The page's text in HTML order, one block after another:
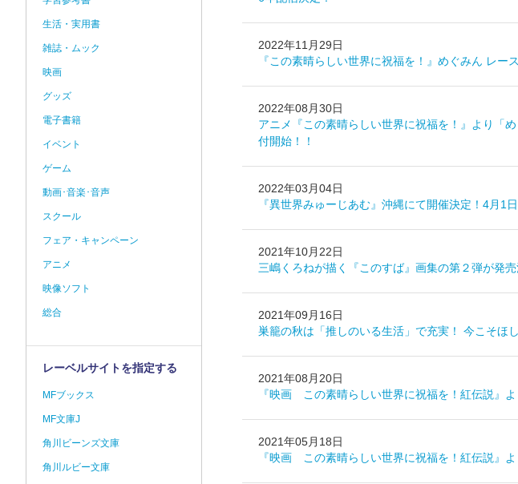
2022年11月29日
『この素晴らしい世界に祝福を！』めぐみん レ
2022年08月30日
アニメ『この素晴らしい世界に祝福を！』より「
付開始！！
2022年03月04日
『異世界みゅーじあむ』沖縄にて開催決定！4月1
2021年10月22日
三嶋くろねが描く『このすば』画集の第２弾が
2021年09月16日
巣籠の秋は「推しのいる生活」で充実！ 今こそほ
2021年08月20日
『映画 この素晴らしい世界に祝福を！紅伝説』
2021年05月18日
『映画 この素晴らしい世界に祝福を！紅伝説』
生活・実用書
雑誌・ムック
映画
グッズ
電子書籍
イベント
ゲーム
動画･音楽･音声
スクール
フェア・キャンペーン
アニメ
映像ソフト
総合
レーベルサイトを指定する
MFブックス
MF文庫J
角川ビーンズ文庫
角川ルビー文庫